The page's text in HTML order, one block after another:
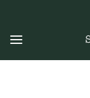
content